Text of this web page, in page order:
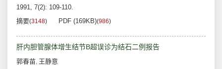
1991, 7(2): 109-110.
摘要(3148) PDF (169KB)(986)
肝内胆管腺体增生结节B超误诊为结石二例报告
郭春苗, 王静意